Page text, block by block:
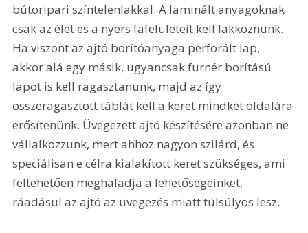
bútoripari színtelenlakkal. A laminált anyagoknak
csak az élét és a nyers fafelületeit kell lakkoznunk.
Ha viszont az ajtó borítóanyaga perforált lap,
akkor alá egy másik, ugyancsak furnér borítású
lapot is kell ragasztanunk, majd az így
összeragasztott táblát kell a keret mindkét oldalára
erősítenünk. Üvegezett ajtó készítésére azonban ne
vállalkozzunk, mert ahhoz nagyon szilárd, és
speciálisan e célra kialakított keret szükséges, ami
feltehetően meghaladja a lehetőségeinket,
ráadásul az ajtó az üvegezés miatt túlsúlyos lesz.